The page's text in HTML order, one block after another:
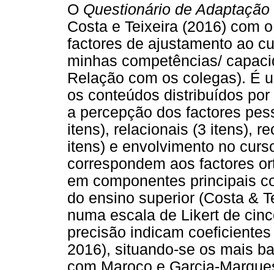
O Questionário de
Costa e Teixeira (2016) com
factores de ajustamento ao
minhas competências/
Relação com os colegas). É
os conteúdos distribuídos
a percepção dos factores
itens), relacionais (3 itens),
itens) e envolvimento no
correspondem aos factores
em componentes principais
do ensino superior (Costa &
numa escala de Likert de
precisão indicam
2016), situando-se os mais
com Maroco e Garcia-